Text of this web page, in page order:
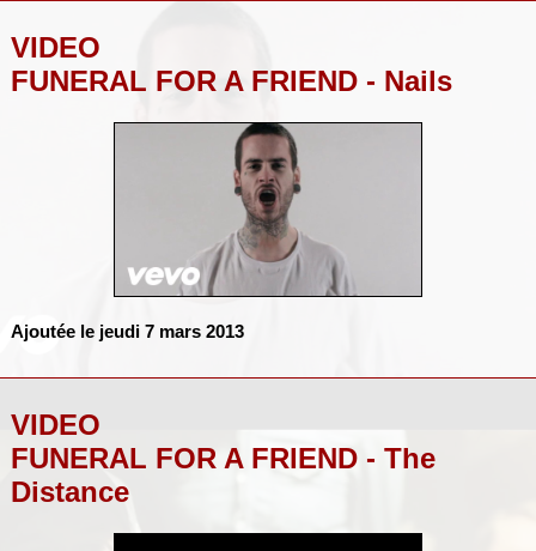
VIDEO
FUNERAL FOR A FRIEND - Nails
Ajoutée le jeudi 7 mars 2013
VIDEO
FUNERAL FOR A FRIEND - The
Distance